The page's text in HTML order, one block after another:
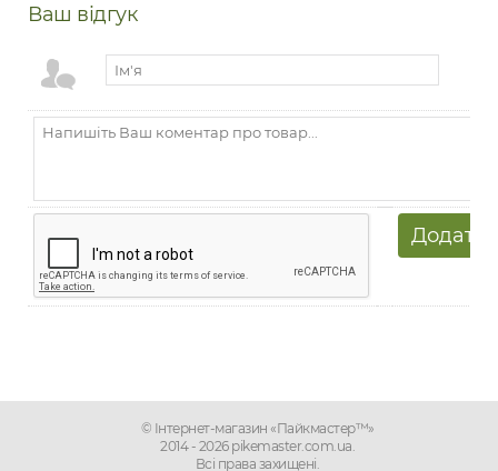
Ваш відгук
© Інтернет-магазин «Пайкмастер™»
2014 - 2026 pikemaster.com.ua.
Всі права захищені.